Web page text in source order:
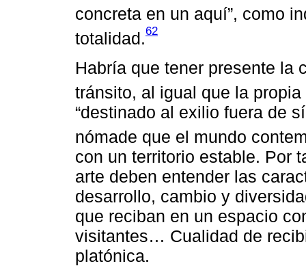
concreta en un aquí”, como
totalidad.62
Habría que tener presente la
tránsito, al igual que la
“destinado al exilio fuera de
nómade que el mundo
con un territorio estable. Por
arte deben entender las
desarrollo, cambio y
que reciban en un espacio
visitantes… Cualidad de
platónica.